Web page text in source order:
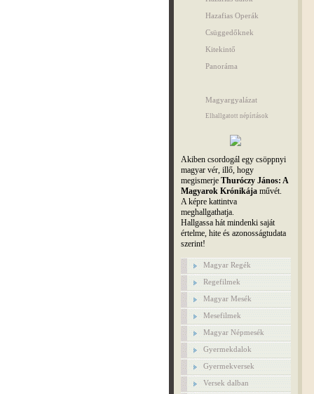
Hazafias Operák
Csüggedőknek
Kitekintő
Panoráma
Magyargyalázat
Elhallgatott népírtások
Akiben csordogál egy csöppnyi
magyar vér, illő, hogy
megismerje Thuróczy János: A
Magyarok Krónikájaművét.
A képre kattintva
meghallgathatja.
Hallgassa hát mindenki saját
értelme, hite és azonosságtudata
szerint!
Magyar Regék
Regefilmek
Magyar Mesék
Mesefilmek
Magyar Népmesék
Gyermekdalok
Gyermekversek
Versek dalban